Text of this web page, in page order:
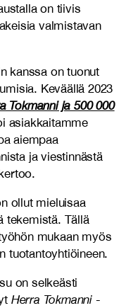
on tiivis
valmistavan
kanssa on tuonut
Keväällä 2023
Tokmanni ja 500 000
asiakkaitamme
aiempaa
ja viestinnästä
ollut mieluisaa
tekemistä. Tällä
mukaan myös
tuotantoyhtiöineen.
on selkeästi
Herra Tokmanni -